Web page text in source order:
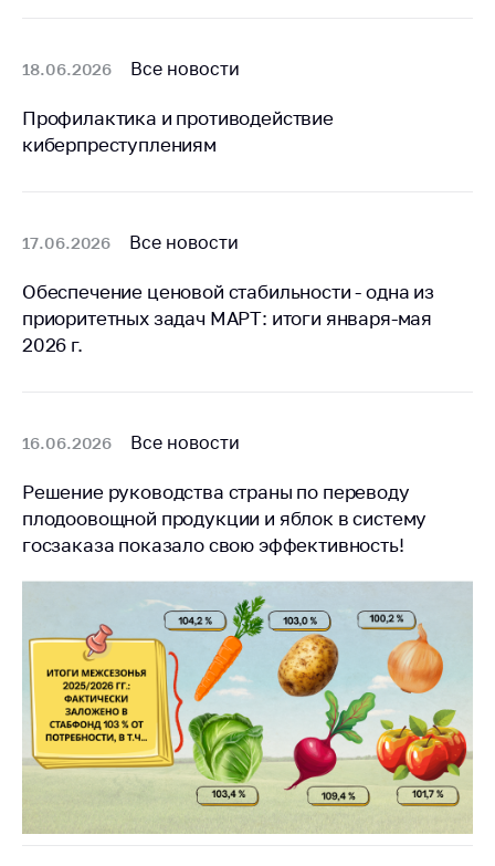
18.06.2026 Все новости
Профилактика и противодействие
киберпреступлениям
17.06.2026 Все новости
Обеспечение ценовой стабильности - одна из
приоритетных задач МАРТ: итоги января-мая
2026 г.
16.06.2026 Все новости
Решение руководства страны по переводу
плодоовощной продукции и яблок в систему
госзаказа показало свою эффективность!